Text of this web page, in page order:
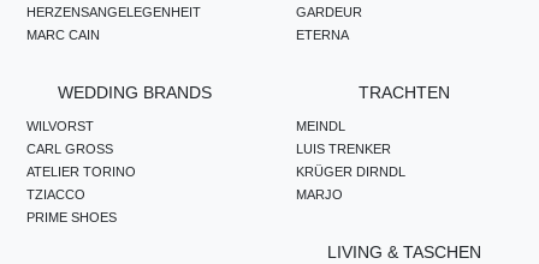
HERZENSANGELEGENHEIT
MARC CAIN
GARDEUR
ETERNA
WEDDING BRANDS
WILVORST
CARL GROSS
ATELIER TORINO
TZIACCO
PRIME SHOES
TRACHTEN
MEINDL
LUIS TRENKER
KRÜGER DIRNDL
MARJO
LIVING & TASCHEN